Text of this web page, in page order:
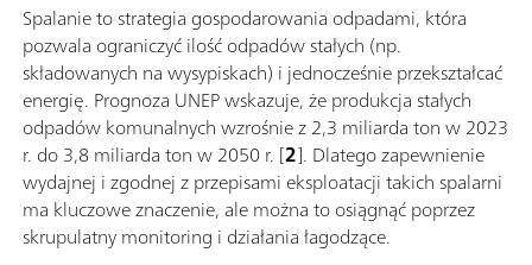
Spalanie to strategia gospodarowania odpadami, która
pozwala ograniczyć ilość odpadów stałych (np.
składowanych na wysypiskach) i jednocześnie przekształcać
energię. Prognoza UNEP wskazuje, że produkcja stałych
odpadów komunalnych wzrośnie z 2,3 miliarda ton w 2023
r. do 3,8 miliarda ton w 2050 r. [2]. Dlatego zapewnienie
wydajnej i zgodnej z przepisami eksploatacji takich spalarni
ma kluczowe znaczenie, ale można to osiągnąć poprzez
skrupulatny monitoring i działania łagodzące.